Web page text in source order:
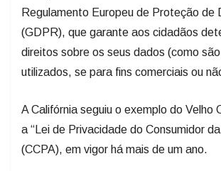
Regulamento Europeu de Proteção de
(GDPR), que garante aos cidadãos
direitos sobre os seus dados (como
utilizados, se para fins comerciais ou
A Califórnia seguiu o exemplo do Velho
a “Lei de Privacidade do Consumidor
(CCPA), em vigor há mais de um ano.